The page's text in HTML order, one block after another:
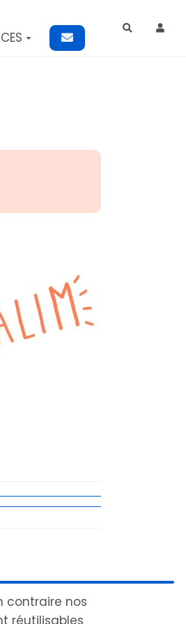
Rechercher
contraire nos
réutilisables